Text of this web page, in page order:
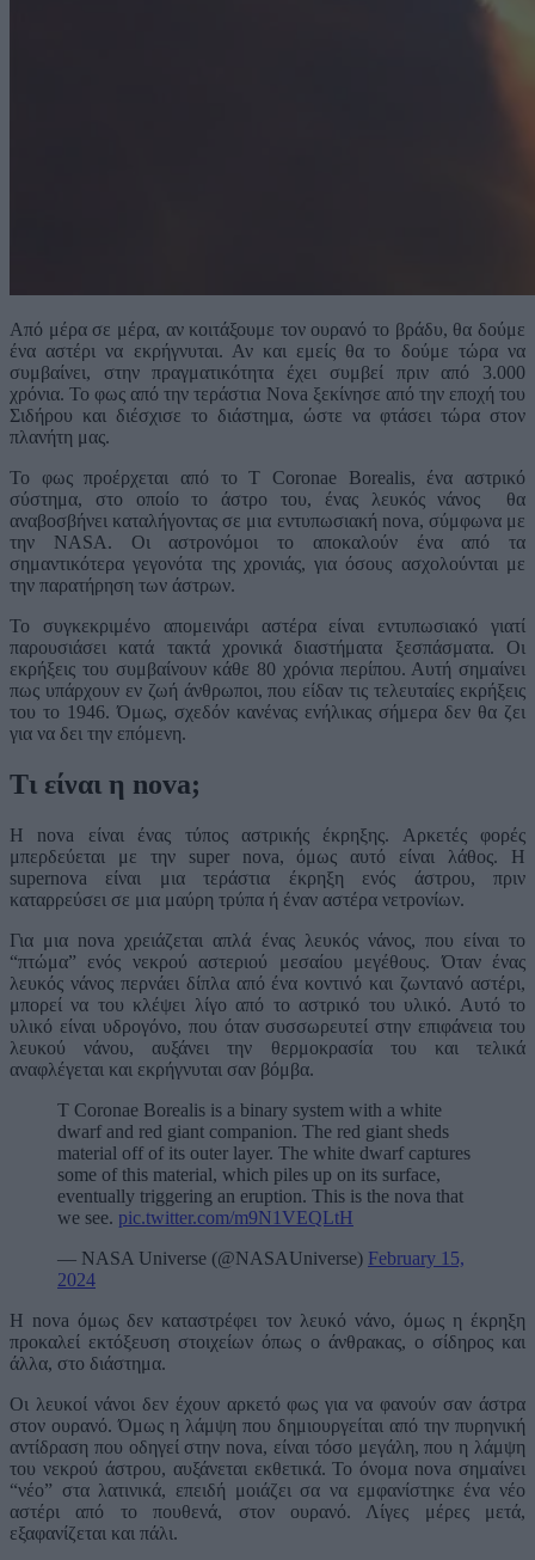
Από μέρα σε μέρα, αν κοιτάξουμε τον ουρανό το βράδυ, θα δούμε
ένα αστέρι να εκρήγνυται. Αν και εμείς θα το δούμε τώρα να
συμβαίνει, στην πραγματικότητα έχει συμβεί πριν από 3.000
χρόνια. Το φως από την τεράστια Nova ξεκίνησε από την εποχή του
Σιδήρου και διέσχισε το διάστημα, ώστε να φτάσει τώρα στον
πλανήτη μας.
Το φως προέρχεται από το T Coronae Borealis, ένα αστρικό
σύστημα, στο οποίο το άστρο του, ένας λευκός νάνος θα
αναβοσβήνει καταλήγοντας σε μια εντυπωσιακή nova, σύμφωνα με
την NASA. Οι αστρονόμοι το αποκαλούν ένα από τα
σημαντικότερα γεγονότα της χρονιάς, για όσους ασχολούνται με
την παρατήρηση των άστρων.
Το συγκεκριμένο απομεινάρι αστέρα είναι εντυπωσιακό γιατί
παρουσιάσει κατά τακτά χρονικά διαστήματα ξεσπάσματα. Οι
εκρήξεις του συμβαίνουν κάθε 80 χρόνια περίπου. Αυτή σημαίνει
πως υπάρχουν εν ζωή άνθρωποι, που είδαν τις τελευταίες εκρήξεις
του το 1946. Όμως, σχεδόν κανένας ενήλικας σήμερα δεν θα ζει
για να δει την επόμενη.
Τι είναι η nova;
H nova είναι ένας τύπος αστρικής έκρηξης. Αρκετές φορές
μπερδεύεται με την super nova, όμως αυτό είναι λάθος. Η
supernova είναι μια τεράστια έκρηξη ενός άστρου, πριν
καταρρεύσει σε μια μαύρη τρύπα ή έναν αστέρα νετρονίων.
Για μια nova χρειάζεται απλά ένας λευκός νάνος, που είναι το
“πτώμα” ενός νεκρού αστεριού μεσαίου μεγέθους. Όταν ένας
λευκός νάνος περνάει δίπλα από ένα κοντινό και ζωντανό αστέρι,
μπορεί να του κλέψει λίγο από το αστρικό του υλικό. Αυτό το
υλικό είναι υδρογόνο, που όταν συσσωρευτεί στην επιφάνεια του
λευκού νάνου, αυξάνει την θερμοκρασία του και τελικά
αναφλέγεται και εκρήγνυται σαν βόμβα.
T Coronae Borealis is a binary system with a white
dwarf and red giant companion. The red giant sheds
material off of its outer layer. The white dwarf captures
some of this material, which piles up on its surface,
eventually triggering an eruption. This is the nova that
we see. pic.twitter.com/m9N1VEQLtH
— NASA Universe (@NASAUniverse) February 15,
2024
Η nova όμως δεν καταστρέφει τον λευκό νάνο, όμως η έκρηξη
προκαλεί εκτόξευση στοιχείων όπως ο άνθρακας, ο σίδηρος και
άλλα, στο διάστημα.
Οι λευκοί νάνοι δεν έχουν αρκετό φως για να φανούν σαν άστρα
στον ουρανό. Όμως η λάμψη που δημιουργείται από την πυρηνική
αντίδραση που οδηγεί στην nova, είναι τόσο μεγάλη, που η λάμψη
του νεκρού άστρου, αυξάνεται εκθετικά. Το όνομα nova σημαίνει
“νέο” στα λατινικά, επειδή μοιάζει σα να εμφανίστηκε ένα νέο
αστέρι από το πουθενά, στον ουρανό. Λίγες μέρες μετά,
εξαφανίζεται και πάλι.